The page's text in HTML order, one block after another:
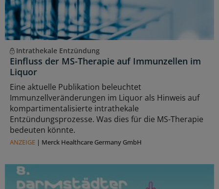
Intrathekale Entzündung
Einfluss der MS-Therapie auf Immunzellen im
Liquor
Eine aktuelle Publikation beleuchtet
Immunzellveränderungen im Liquor als Hinweis auf
kompartimentalisierte intrathekale
Entzündungsprozesse. Was dies für die MS-Therapie
bedeuten könnte.
ANZEIGE | Merck Healthcare Germany GmbH